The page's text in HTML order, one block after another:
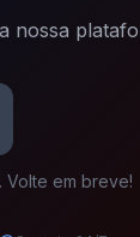
nossa
Volte em breve!